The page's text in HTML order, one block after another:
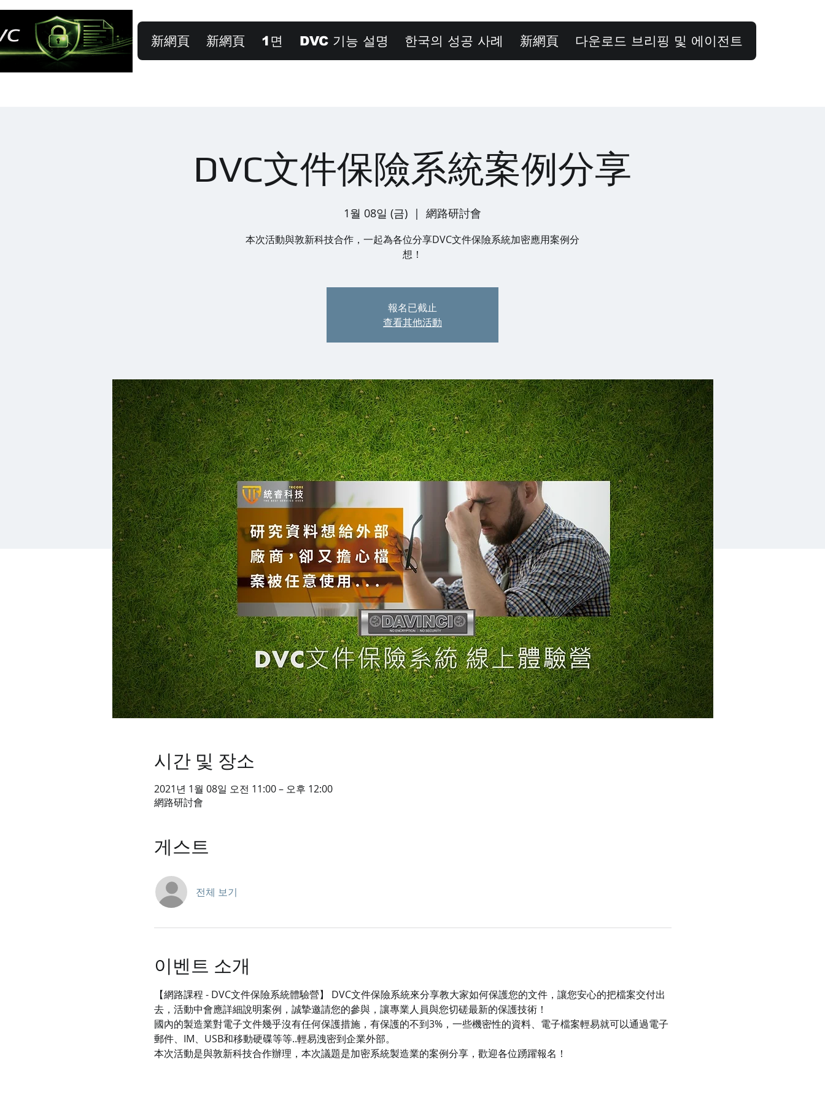
新網頁 新網頁 1면 DVC 기능 설명 한국의 성공 사례 新網頁 다운로드 브리핑 및 에이전트
DVC文件保險系統案例分享
1월 08일 (금)
  |
網路研討會
本次活動與敦新科技合作，一起為各位分享DVC文件保險系統加密應用案例分
想！
報名已截止
查看其他活動
시간 및 장소
2021년 1월 08일 오전 11:00 – 오후 12:00
網路研討會
게스트
전체 보기
이벤트 소개
【網路課程 - DVC文件保險系統體驗營】 DVC文件保險系統來分享教大家如何保護您的文件，讓您安心的把檔案交付出
去，活動中會應詳細說明案例，誠摯邀請您的參與，讓專業人員與您切磋最新的保護技術！
國內的製造業對電子文件幾乎沒有任何保護措施，有保護的不到3%，一些機密性的資料、電子檔案輕易就可以通過電子
郵件、IM、USB和移動硬碟等等..輕易洩密到企業外部。
本次活動是與敦新科技合作辦理，本次議題是加密系統製造業的案例分享，歡迎各位踴躍報名！